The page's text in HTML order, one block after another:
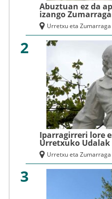
Abuztuan ez da
izango
Urretxu eta Zumarraga
2
Iparragirreri lore
Urretxuko
Urretxu eta Zumarraga
3